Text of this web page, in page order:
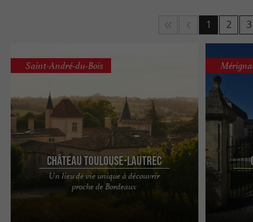
Contactez directement les établissements, les
L’œnotourisme en Gironde, c’est aussi la
proposant des produits de la région et des vins
Bonne dégustation en Gironde !
1 2 3
Château Toulouse-Lautrec
Un lieu de vie unique à découvrir
proche de Bordeaux
Saint-André-du-Bois
Le Château Toulouse-Lautrec, situé en Entre-
deux-Mers à 40 minutes de Bordeaux, est à la fois
Château